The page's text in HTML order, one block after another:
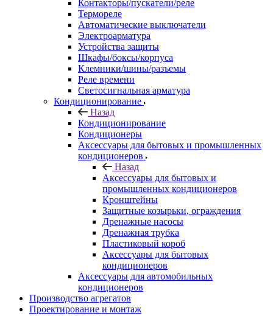
Контакторы/пускатели/реле
Термореле
Автоматические выключатели
Электроарматура
Устройства защиты
Шкафы/боксы/корпуса
Клемники/шины/разъемы
Реле времени
Светосигнальная арматура
Кондиционирование
Назад
Кондиционирование
Кондиционеры
Аксессуары для бытовых и промышленных
кондиционеров
Назад
Аксессуары для бытовых и
промышленных кондиционеров
Кронштейны
Защитные козырьки, ограждения
Дренажные насосы
Дренажная трубка
Пластиковый короб
Аксессуары для бытовых
кондиционеров
Аксессуары для автомобильных
кондиционеров
Производство агрегатов
Проектирование и монтаж